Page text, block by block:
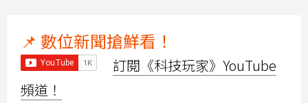
📌 數位新聞搶鮮看！
訂閱《科技玩家》YouTube
頻道！